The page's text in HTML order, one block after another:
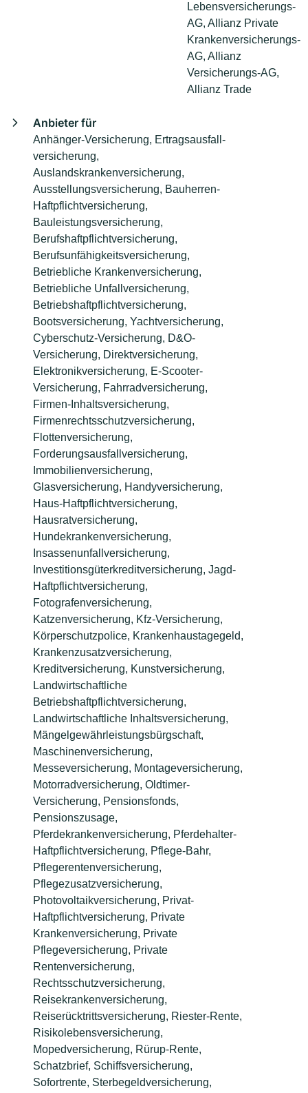
Lebensversicherungs-
AG, Allianz Private
Krankenversicherungs-
AG, Allianz
Versicherungs-AG,
Allianz Trade
Anbieter für
Anhänger-Versicherung, Ertragsausfall­
versicherung,
Auslandskrankenversicherung,
Ausstellungsversicherung, Bauherren-
Haftpflichtversicherung,
Bauleistungsversicherung,
Berufshaftpflichtversicherung,
Berufsunfähigkeitsversicherung,
Betriebliche Krankenversicherung,
Betriebliche Unfallversicherung,
Betriebshaftpflichtversicherung,
Bootsversicherung, Yachtversicherung,
Cyberschutz-Versicherung, D&O-
Versicherung, Direktversicherung,
Elektronikversicherung, E-Scooter-
Versicherung, Fahrradversicherung,
Firmen-Inhaltsversicherung,
Firmenrechtsschutzversicherung,
Flottenversicherung,
Forderungsausfallversicherung,
Immobilienversicherung,
Glasversicherung, Handyversicherung,
Haus-Haftpflichtversicherung,
Hausratversicherung,
Hundekrankenversicherung,
Insassenunfallversicherung,
Investitionsgüterkreditversicherung, Jagd-
Haftpflichtversicherung,
Fotografenversicherung,
Katzenversicherung, Kfz-Versicherung,
Körperschutzpolice, Krankenhaustagegeld,
Krankenzusatzversicherung,
Kreditversicherung, Kunstversicherung,
Landwirtschaftliche
Betriebshaftpflichtversicherung,
Landwirtschaftliche Inhaltsversicherung,
Mängelgewährleistungsbürgschaft,
Maschinenversicherung,
Messeversicherung, Montageversicherung,
Motorradversicherung, Oldtimer-
Versicherung, Pensionsfonds,
Pensionszusage,
Pferdekrankenversicherung, Pferdehalter-
Haftpflichtversicherung, Pflege-Bahr,
Pflegerentenversicherung,
Pflegezusatzversicherung,
Photovoltaikversicherung, Privat-
Haftpflichtversicherung, Private
Krankenversicherung, Private
Pflegeversicherung, Private
Rentenversicherung,
Rechtsschutzversicherung,
Reisekrankenversicherung,
Reiserücktrittsversicherung, Riester-Rente,
Risikolebensversicherung,
Mopedversicherung, Rürup-Rente,
Schatzbrief, Schiffsversicherung,
Sofortrente, Sterbegeldversicherung,